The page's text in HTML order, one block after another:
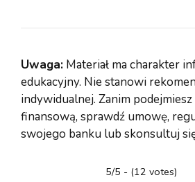
Uwaga: Materiał ma charakter
edukacyjny. Nie stanowi
indywidualnej. Zanim podejmiesz
finansową, sprawdź umowę,
swojego banku lub skonsultuj
5/5 - (12 votes)